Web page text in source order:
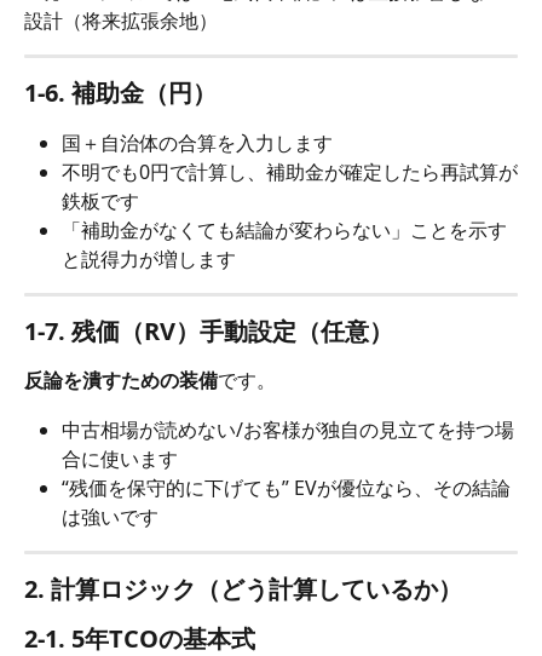
設計（将来拡張余地）
1-6. 補助金（円）
国＋自治体の合算を入力します
不明でも0円で計算し、補助金が確定したら再試算が
鉄板です
「補助金がなくても結論が変わらない」ことを示す
と説得力が増します
1-7. 残価（RV）手動設定（任意）
反論を潰すための装備です。
中古相場が読めない/お客様が独自の見立てを持つ場
合に使います
“残価を保守的に下げても” EVが優位なら、その結論
は強いです
2. 計算ロジック（どう計算しているか）
2-1. 5年TCOの基本式